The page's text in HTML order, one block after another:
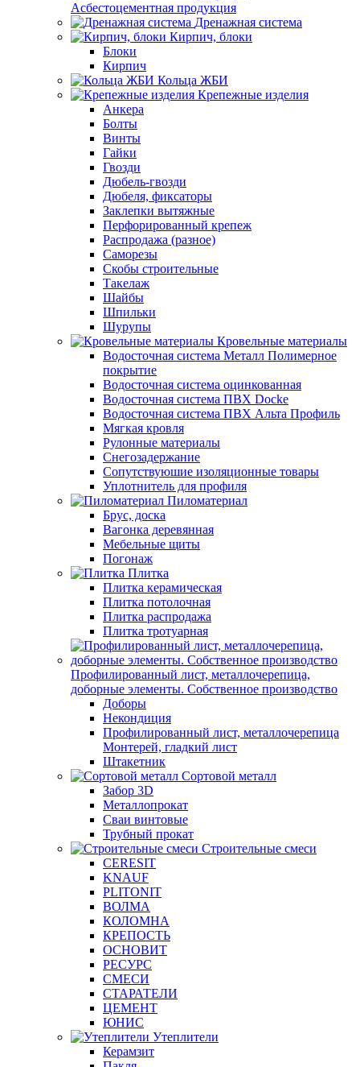
Асбестоцементная продукция
Дренажная система
Кирпич, блоки
Блоки
Кирпич
Кольца ЖБИ
Крепежные изделия
Анкера
Болты
Винты
Гайки
Гвозди
Дюбель-гвозди
Дюбеля, фиксаторы
Заклепки вытяжные
Перфорированный крепеж
Распродажа (разное)
Саморезы
Скобы строительные
Такелаж
Шайбы
Шпильки
Шурупы
Кровельные материалы
Водосточная система Металл Полимерное
покрытие
Водосточная система оцинкованная
Водосточная система ПВХ Docke
Водосточная система ПВХ Альта Профиль
Мягкая кровля
Рулонные материалы
Снегозадержание
Сопутствуюшие изоляционные товары
Уплотнитель для профиля
Пиломатериал
Брус, доска
Вагонка деревянная
Мебельные щиты
Погонаж
Плитка
Плитка керамическая
Плитка потолочная
Плитка распродажа
Плитка тротуарная
Профилированный лист, металлочерепица,
доборные элементы. Собственное производство
Доборы
Некондиция
Профилированный лист, металлочерепица
Монтерей, гладкий лист
Штакетник
Сортовой металл
Забор 3D
Металлопрокат
Сваи винтовые
Трубный прокат
Строительные смеси
CERESIT
KNAUF
PLITONIT
ВОЛМА
КОЛОМНА
КРЕПОСТЬ
ОСНОВИТ
РЕСУРС
СМЕСИ
СТАРАТЕЛИ
ЦЕМЕНТ
ЮНИС
Утеплители
Керамзит